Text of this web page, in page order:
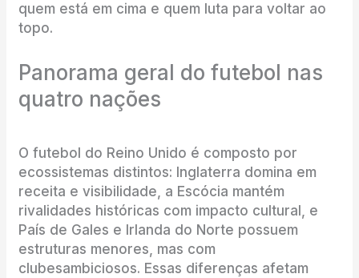
quem está em cima e quem luta para voltar ao
topo.
Panorama geral do futebol nas
quatro nações
O futebol do Reino Unido é composto por
ecossistemas distintos: Inglaterra domina em
receita e visibilidade, a Escócia mantém
rivalidades históricas com impacto cultural, e
País de Gales e Irlanda do Norte possuem
estruturas menores, mas com
clubesambiciosos. Essas diferenças afetam